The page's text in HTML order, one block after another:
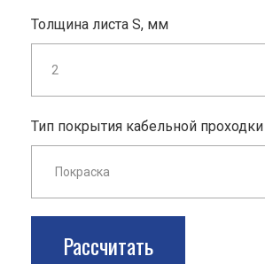
Толщина листа S, мм
Тип покрытия кабельной проходки
Рассчитать